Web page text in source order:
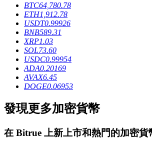
輕鬆獲得多重福利
借貸數字貨幣，及時且安全的服務
BTC64,780.78
ETH1,912.78
USDT0.99926
BNB589.31
XRP1.03
SOL73.60
USDC0.99954
ADA0.20169
AVAX6.45
DOGE0.06953
發現更多加密貨幣
在 Bitrue 上新上市和熱門的加密貨